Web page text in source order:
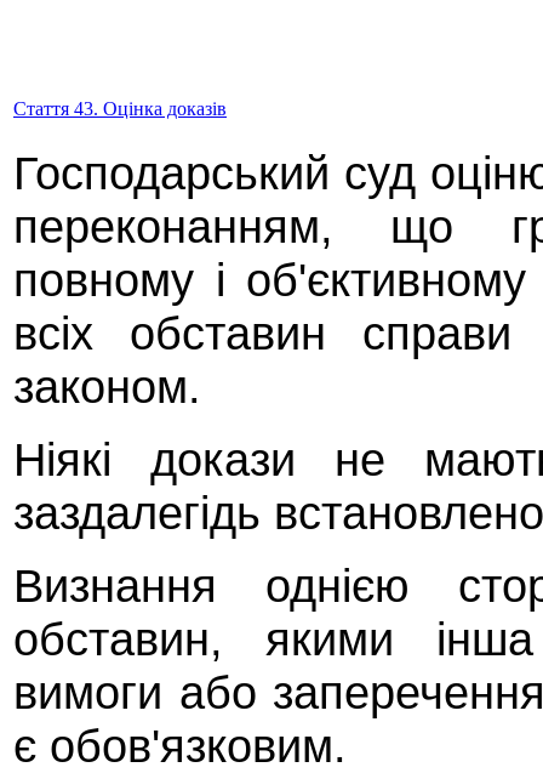
Стаття 43. Оцінка доказів
Господарський суд
переконанням, що
повному і
всіх обставин
законом.
Ніякі докази не
заздалегідь
Визнання однією
обставин, якими
вимоги або
є обов'язковим.